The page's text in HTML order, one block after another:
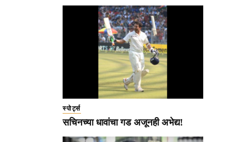
स्पोर्ट्स
सचिनच्या धावांचा गड अजूनही अभेद्य!